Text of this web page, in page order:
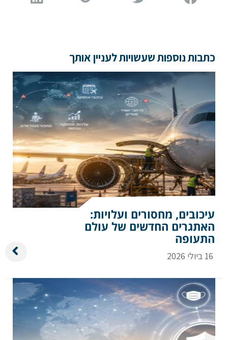
כתבות נוספות שעשויות לעניין אותך
עיכובים, מחסורים ועלויות:
האתגרים החדשים של עולם
התעופה
16 ביולי 2026
דוא"ל
טלפון
הערות ושאלות
שלח הודעה